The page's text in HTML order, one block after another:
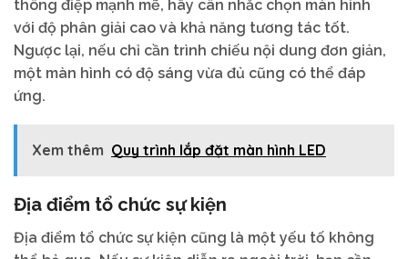
thông điệp mạnh mẽ, hãy cân nhắc chọn màn hình
với độ phân giải cao và khả năng tương tác tốt.
Ngược lại, nếu chỉ cần trình chiếu nội dung đơn giản,
một màn hình có độ sáng vừa đủ cũng có thể đáp
ứng.
Xem thêm Quy trình lắp đặt màn hình LED
Địa điểm tổ chức sự kiện
Địa điểm tổ chức sự kiện cũng là một yếu tố không